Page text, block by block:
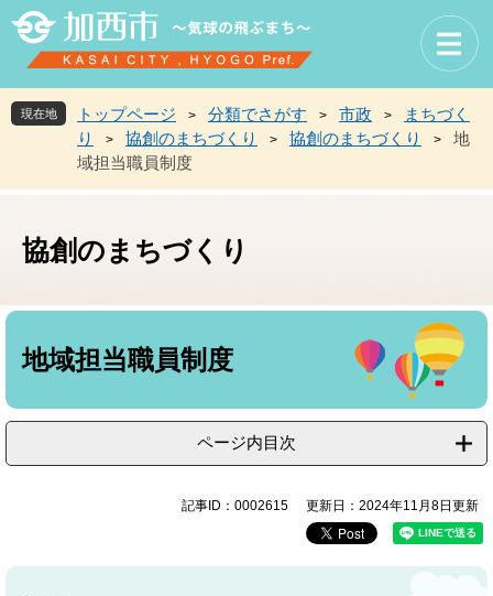
先
頭
を
飛
現在地 トップページ > 分類でさがす > 市政 >
まちづく
り
> 協創のまちづくり > 協創のまちづくり >
地
域担当職員制度
協創のまちづくり
本
地域担当職員制度
ページ内目次
記事ID：0002615 更新日：2024年11月8日更新